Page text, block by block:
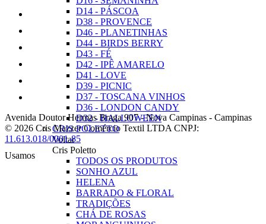
D14 - PÁSCOA
D38 - PROVENCE
D46 - PLANETINHAS
D44 - BIRDS BERRY
D43 - FÉ
D42 - IPÊ AMARELO
D41 - LOVE
D39 - PICNIC
D37 - TOSCANA VINHOS
D36 - LONDON CANDY
D32 - HALLOWEEN
CRIS POLETTO
Voltar
Cris Poletto
TODOS OS PRODUTOS
SONHO AZUL
HELENA
BARRADO & FLORAL
TRADIÇÕES
CHÁ DE ROSAS
Avenida Doutor Hermas Braga 907-Nova Campinas - Campinas
© 2026 Cris Mazzer Comércio Textil LTDA CNPJ:
11.613.018/0001-85
Usamos